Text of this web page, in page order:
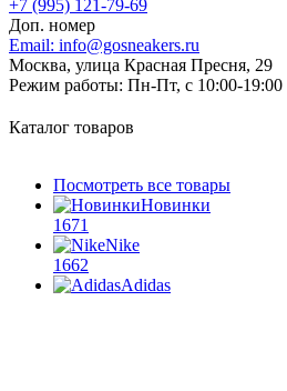
+7 (995) 121-79-69
Доп. номер
Email: info@gosneakers.ru
Москва, улица Красная Пресня, 29
Режим работы: Пн-Пт, с 10:00-19:00
Каталог товаров
Посмотреть все товары
Новинки
1671
Nike
1662
Adidas